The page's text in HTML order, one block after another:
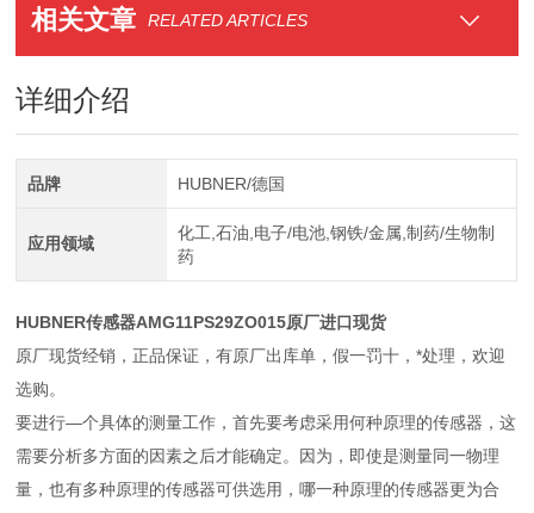
相关文章 RELATED ARTICLES
详细介绍
品牌 HUBNER/德国
应用领域
化工,石油,电子/电池,钢铁/金属,制药/生物制
药
HUBNER传感器AMG11PS29ZO015原厂进口现货
原厂现货经销，正品保证，有原厂出库单，假一罚十，*处理，欢迎
选购。
要进行—个具体的测量工作，首先要考虑采用何种原理的传感器，这
需要分析多方面的因素之后才能确定。因为，即使是测量同一物理
量，也有多种原理的传感器可供选用，哪一种原理的传感器更为合